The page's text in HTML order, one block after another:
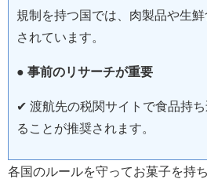
規制を持つ国では、肉製品や生
されています。
● 事前のリサーチが重要
✔ 渡航先の税関サイトで食品持
ることが推奨されます。
各国のルールを守ってお菓子を持